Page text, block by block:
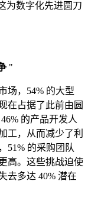
为数字化先进圆刀
"
场，54% 的大型
在占据了此前由圆
的产品开发人
工，从而减少了利
51% 的采购团队
高。这些挑战迫使
去多达 40% 潜在